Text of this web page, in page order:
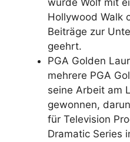
Hollywood Walk
Beiträge zur
geehrt.
PGA Golden
mehrere PGA
seine Arbeit am
gewonnen,
für Television
Dramatic Series